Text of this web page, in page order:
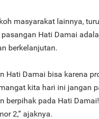
masyarakat lainnya,
Hati Damai
berkelanjutan.
Hati Damai bisa karena
kita hari ini jangan
berpihak pada Hati
2,” ajaknya.